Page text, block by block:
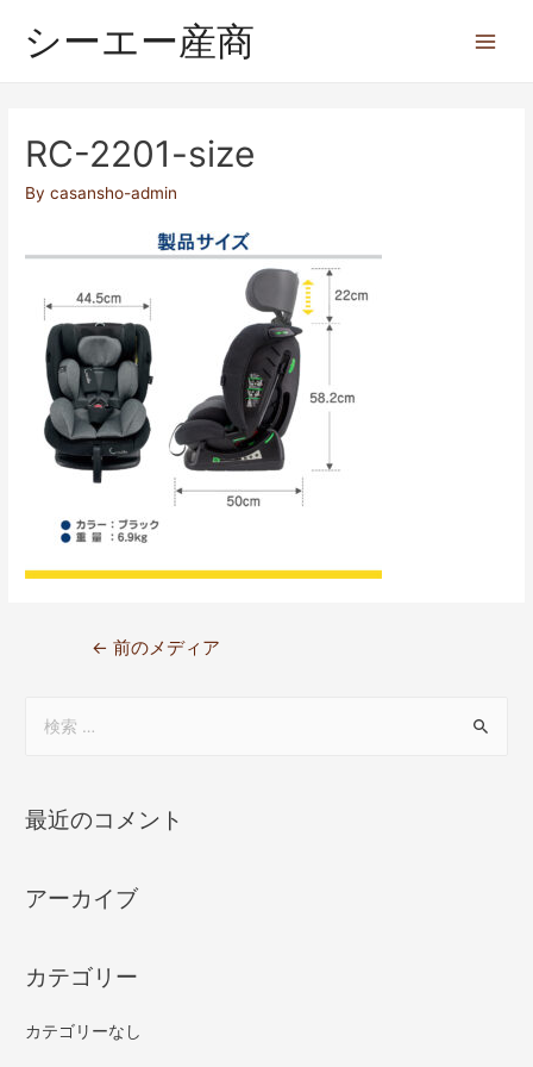
シーエー産商
RC-2201-size
Bycasansho-admin
← 前のメディア
最近のコメント
アーカイブ
カテゴリー
カテゴリーなし